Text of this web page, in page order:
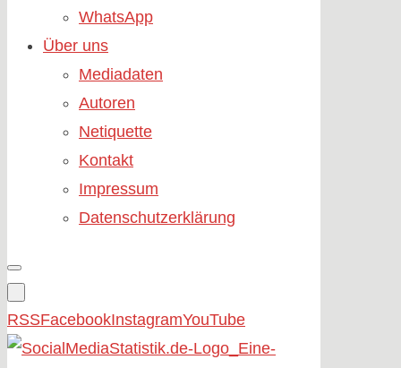
WhatsApp
Über uns
Mediadaten
Autoren
Netiquette
Kontakt
Impressum
Datenschutzerklärung
RSSFacebookInstagramYouTube